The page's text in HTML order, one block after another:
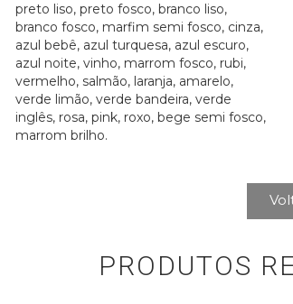
preto liso, preto fosco, branco liso,
branco fosco, marfim semi fosco, cinza,
azul bebê, azul turquesa, azul escuro,
azul noite, vinho, marrom fosco, rubi,
vermelho, salmão, laranja, amarelo,
verde limão, verde bandeira, verde
inglês, rosa, pink, roxo, bege semi fosco,
marrom brilho.
PRODUTOS